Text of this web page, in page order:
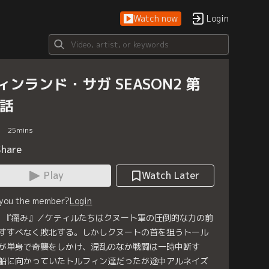
Watch now Login
ンランド・サガ SEASON2 第
25mins
Play
Watch Later
the member?Login
痛み』／ケティルたちはクヌート軍の圧倒的な力の前
すべなく敗北する。しかしクヌートの首を狙うトール
単身で奇襲をしかけ、混乱のなか戦闘は一時中断す
に向かっていたトルフィン達だったが途中アルネイズ